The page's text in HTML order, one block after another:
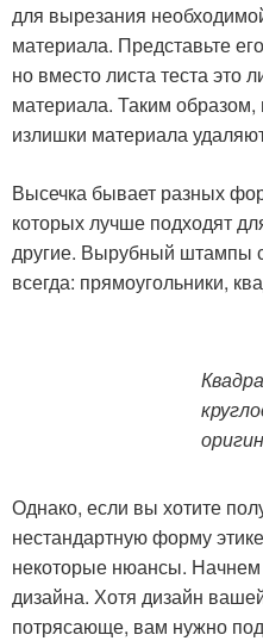
для вырезания
материала. Представьте
но вместо листа теста это
материала. Таким образом,
излишки материала
Высечка бывает разных
которых лучше подходят
другие. Вырубный штампы
всегда: прямоугольники,
Однако, если вы хотите
нестандартную форму
некоторые нюансы.
дизайна. Хотя дизайн
потрясающе, вам нужно